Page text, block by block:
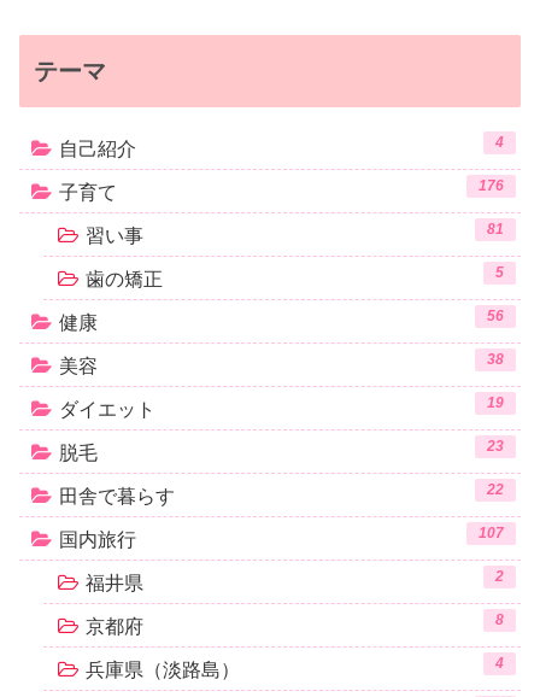
テーマ
自己紹介 4
子育て 176
習い事 81
歯の矯正 5
健康 56
美容 38
ダイエット 19
脱毛 23
田舎で暮らす 22
国内旅行 107
福井県 2
京都府 8
兵庫県（淡路島） 4